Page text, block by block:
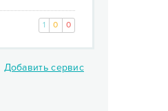
1 0 0
Добавить сервис